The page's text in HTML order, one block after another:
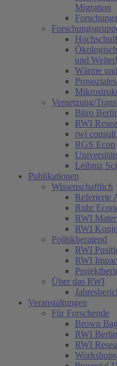
Migration
und
Wärme
Vernetzung/
Büro
RWI
rwi consult
RGS Econ
Leibniz
Publikationen
Wissenschaftlich
Referierte
Ruhr
RWI
RWI
Politikberatend
RWI
RWI
Über das RWI
Veranstaltungen
Für Forschende
Brown
RWI
RWI
Workshops